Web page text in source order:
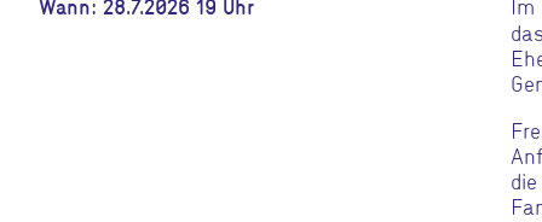
Wann: 28.7.2026 19 Uhr